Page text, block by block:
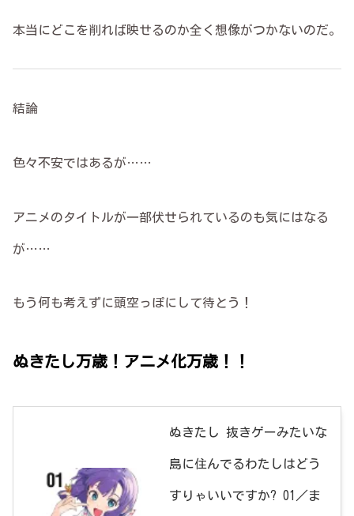
本当にどこを削れば映せるのか全く想像がつかないのだ。
結論
色々不安ではあるが……
アニメのタイトルが一部伏せられているのも気にはなる
が……
もう何も考えずに頭空っぽにして待とう！
ぬきたし万歳！アニメ化万歳！！
ぬきたし 抜きゲーみたいな
島に住んでるわたしはどう
すりゃいいですか? 01／ま